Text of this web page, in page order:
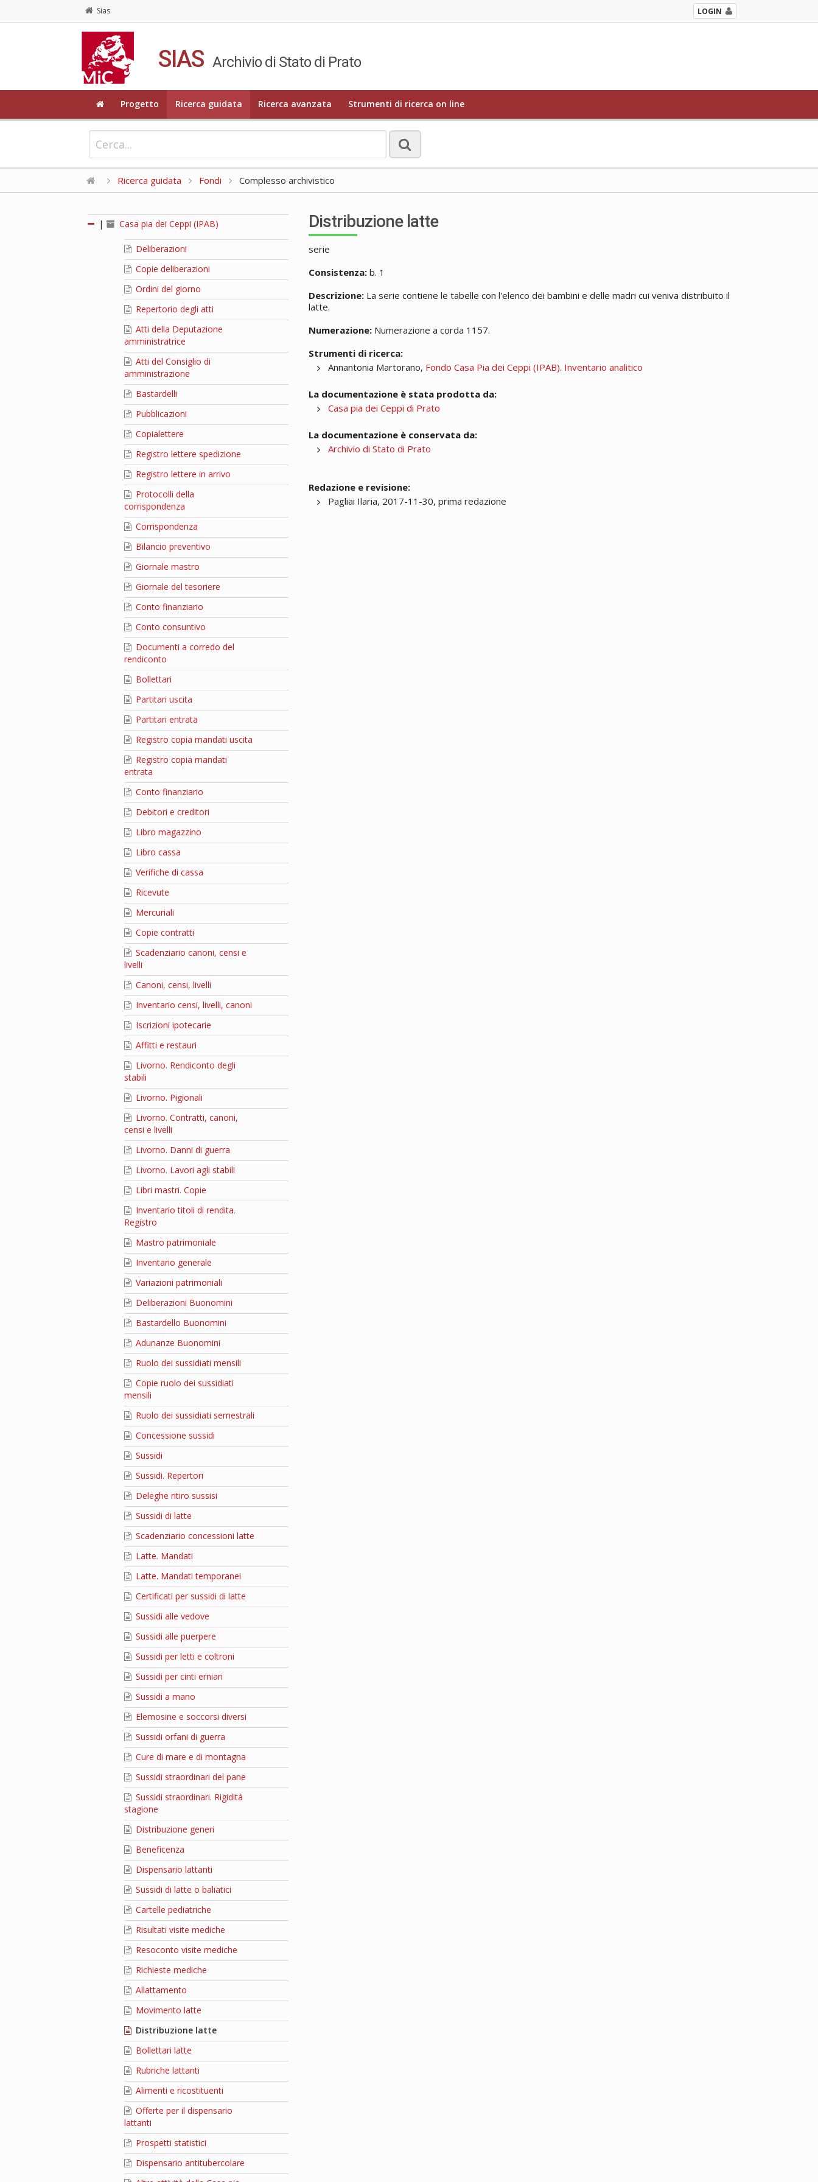
Sias LOGIN
SIAS Archivio di Stato di Prato
Progetto Ricerca guidata Ricerca avanzata Strumenti di ricerca on line
Ricerca guidata Fondi Complesso archivistico
| Casa pia dei Ceppi (IPAB)
Deliberazioni
Copie deliberazioni
Ordini del giorno
Repertorio degli atti
Atti della Deputazione
amministratrice
Atti del Consiglio di
amministrazione
Bastardelli
Pubblicazioni
Copialettere
Registro lettere spedizione
Registro lettere in arrivo
Protocolli della
corrispondenza
Corrispondenza
Bilancio preventivo
Giornale mastro
Giornale del tesoriere
Conto finanziario
Conto consuntivo
Documenti a corredo del
rendiconto
Bollettari
Partitari uscita
Partitari entrata
Registro copia mandati uscita
Registro copia mandati
entrata
Conto finanziario
Debitori e creditori
Libro magazzino
Libro cassa
Verifiche di cassa
Ricevute
Mercuriali
Copie contratti
Scadenziario canoni, censi e
livelli
Canoni, censi, livelli
Inventario censi, livelli, canoni
Iscrizioni ipotecarie
Affitti e restauri
Livorno. Rendiconto degli
stabili
Livorno. Pigionali
Livorno. Contratti, canoni,
censi e livelli
Livorno. Danni di guerra
Livorno. Lavori agli stabili
Libri mastri. Copie
Inventario titoli di rendita.
Registro
Mastro patrimoniale
Inventario generale
Variazioni patrimoniali
Deliberazioni Buonomini
Bastardello Buonomini
Adunanze Buonomini
Ruolo dei sussidiati mensili
Copie ruolo dei sussidiati
mensili
Ruolo dei sussidiati semestrali
Concessione sussidi
Sussidi
Sussidi. Repertori
Deleghe ritiro sussisi
Sussidi di latte
Scadenziario concessioni latte
Latte. Mandati
Latte. Mandati temporanei
Certificati per sussidi di latte
Sussidi alle vedove
Sussidi alle puerpere
Sussidi per letti e coltroni
Sussidi per cinti erniari
Sussidi a mano
Elemosine e soccorsi diversi
Sussidi orfani di guerra
Cure di mare e di montagna
Sussidi straordinari del pane
Sussidi straordinari. Rigidità
stagione
Distribuzione generi
Beneficenza
Dispensario lattanti
Sussidi di latte o baliatici
Cartelle pediatriche
Risultati visite mediche
Resoconto visite mediche
Richieste mediche
Allattamento
Movimento latte
Distribuzione latte
Bollettari latte
Rubriche lattanti
Alimenti e ricostituenti
Offerte per il dispensario
lattanti
Prospetti statistici
Dispensario antitubercolare
Distribuzione latte
serie
Consistenza: b. 1
Descrizione: La serie contiene le tabelle con l'elenco dei bambini e delle madri cui veniva distribuito il
latte.
Numerazione: Numerazione a corda 1157.
Strumenti di ricerca:
Annantonia Martorano, Fondo Casa Pia dei Ceppi (IPAB). Inventario analitico
La documentazione è stata prodotta da:
Casa pia dei Ceppi di Prato
La documentazione è conservata da:
Archivio di Stato di Prato
Redazione e revisione:
Pagliai Ilaria, 2017-11-30, prima redazione